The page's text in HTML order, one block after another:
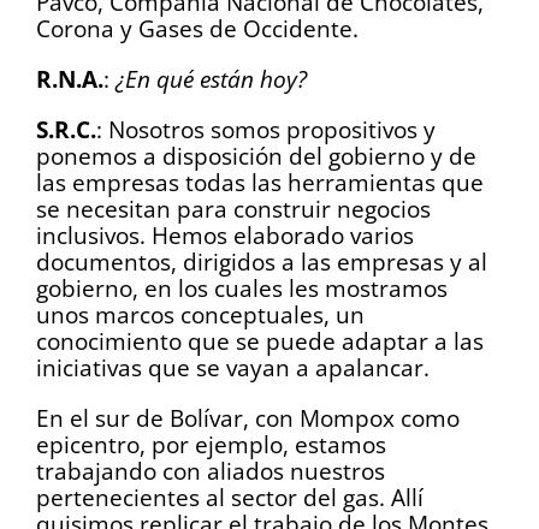
Corona y Gases de Occidente.
R.N.A.: ¿En qué están hoy?
S.R.C.: Nosotros somos propositivos y
ponemos a disposición del gobierno y de
las empresas todas las herramientas que
se necesitan para construir negocios
inclusivos. Hemos elaborado varios
documentos, dirigidos a las empresas y al
gobierno, en los cuales les mostramos
unos marcos conceptuales, un
conocimiento que se puede adaptar a las
iniciativas que se vayan a apalancar.
En el sur de Bolívar, con Mompox como
epicentro, por ejemplo, estamos
trabajando con aliados nuestros
pertenecientes al sector del gas. Allí